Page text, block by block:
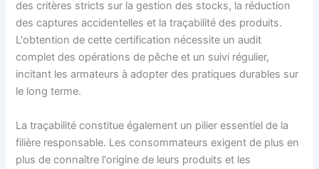
des critères stricts sur la gestion des stocks, la réduction
des captures accidentelles et la traçabilité des produits.
L'obtention de cette certification nécessite un audit
complet des opérations de pêche et un suivi régulier,
incitant les armateurs à adopter des pratiques durables sur
le long terme.
La traçabilité constitue également un pilier essentiel de la
filière responsable. Les consommateurs exigent de plus en
plus de connaître l'origine de leurs produits et les